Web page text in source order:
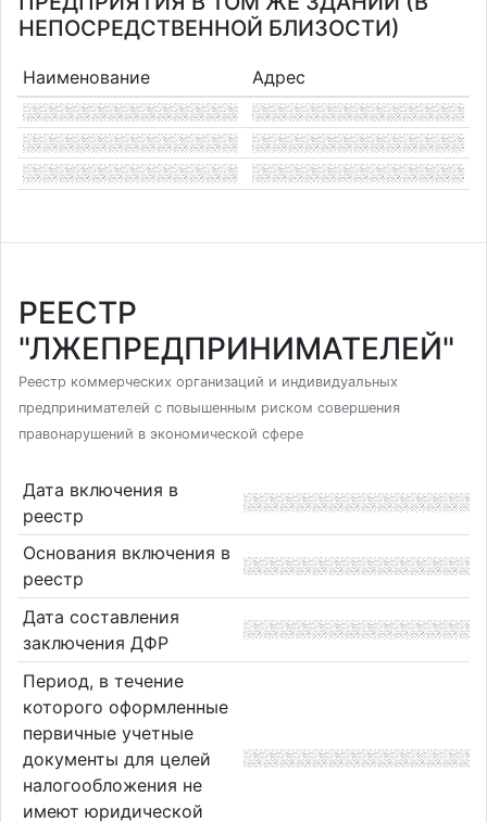
НЕПОСРЕДСТВЕННОЙ БЛИЗОСТИ)
Наименование Адрес
РЕЕСТР
"ЛЖЕПРЕДПРИНИМАТЕЛЕЙ"
Реестр коммерческих организаций и индивидуальных
предпринимателей с повышенным риском совершения
правонарушений в экономической сфере
Дата включения в
реестр
Основания включения в
реестр
Дата составления
заключения ДФР
Период, в течение
которого оформленные
первичные учетные
документы для целей
налогообложения не
имеют юридической